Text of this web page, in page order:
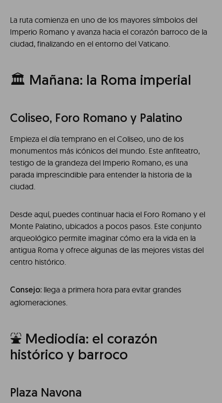
La ruta comienza en uno de los mayores símbolos del
Imperio Romano y avanza hacia el corazón barroco de la
ciudad, finalizando en el entorno del Vaticano.
🏛️ Mañana: la Roma imperial
Coliseo, Foro Romano y Palatino
Empieza el día temprano en el Coliseo, uno de los
monumentos más icónicos del mundo. Este anfiteatro,
testigo de la grandeza del Imperio Romano, es una
parada imprescindible para entender la historia de la
ciudad.
Desde aquí, puedes continuar hacia el Foro Romano y el
Monte Palatino, ubicados a pocos pasos. Este conjunto
arqueológico permite imaginar cómo era la vida en la
antigua Roma y ofrece algunas de las mejores vistas del
centro histórico.
Consejo: llega a primera hora para evitar grandes
aglomeraciones.
⛲ Mediodía: el corazón
histórico y barroco
Plaza Navona